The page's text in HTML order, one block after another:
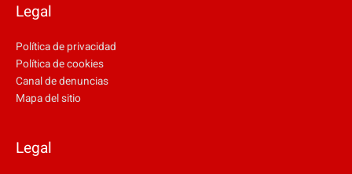
Legal
Política de privacidad
Política de cookies
Canal de denuncias
Mapa del sitio
Legal